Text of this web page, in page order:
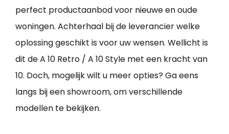
perfect productaanbod voor nieuwe en oude
woningen. Achterhaal bij de leverancier welke
oplossing geschikt is voor uw wensen. Wellicht is
dit de A 10 Retro / A 10 Style met een kracht van
10. Doch, mogelijk wilt u meer opties? Ga eens
langs bij een showroom, om verschillende
modellen te bekijken.